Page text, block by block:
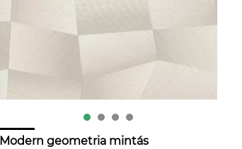
Modern geometria mintás